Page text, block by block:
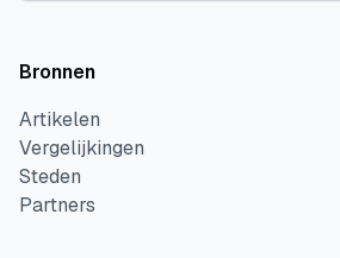
Bronnen
Artikelen
Vergelijkingen
Steden
Partners